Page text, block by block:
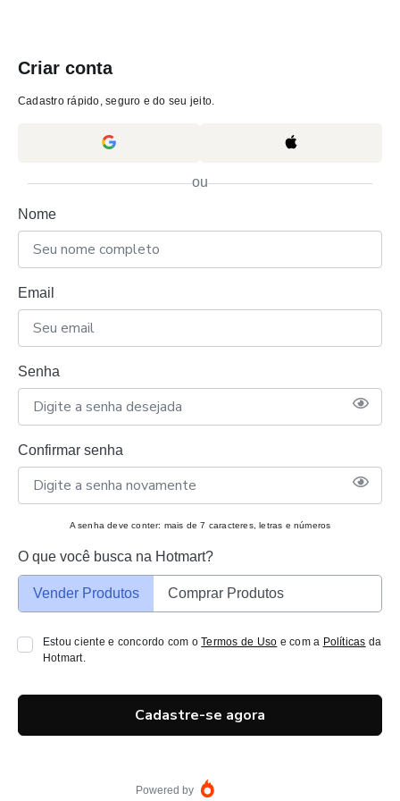
Criar conta
Cadastro rápido, seguro e do seu jeito.
ou
Nome
Email
Senha
Confirmar senha
A senha deve conter: mais de 7 caracteres, letras e números
O que você busca na Hotmart?
Vender Produtos Comprar Produtos
Estou ciente e concordo com oTermos de Uso e com a Políticas da
Hotmart.
Cadastre-se agora
Powered by